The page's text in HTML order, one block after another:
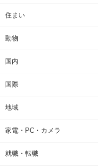
住まい
動物
国内
国際
地域
家電・PC・カメラ
就職・転職